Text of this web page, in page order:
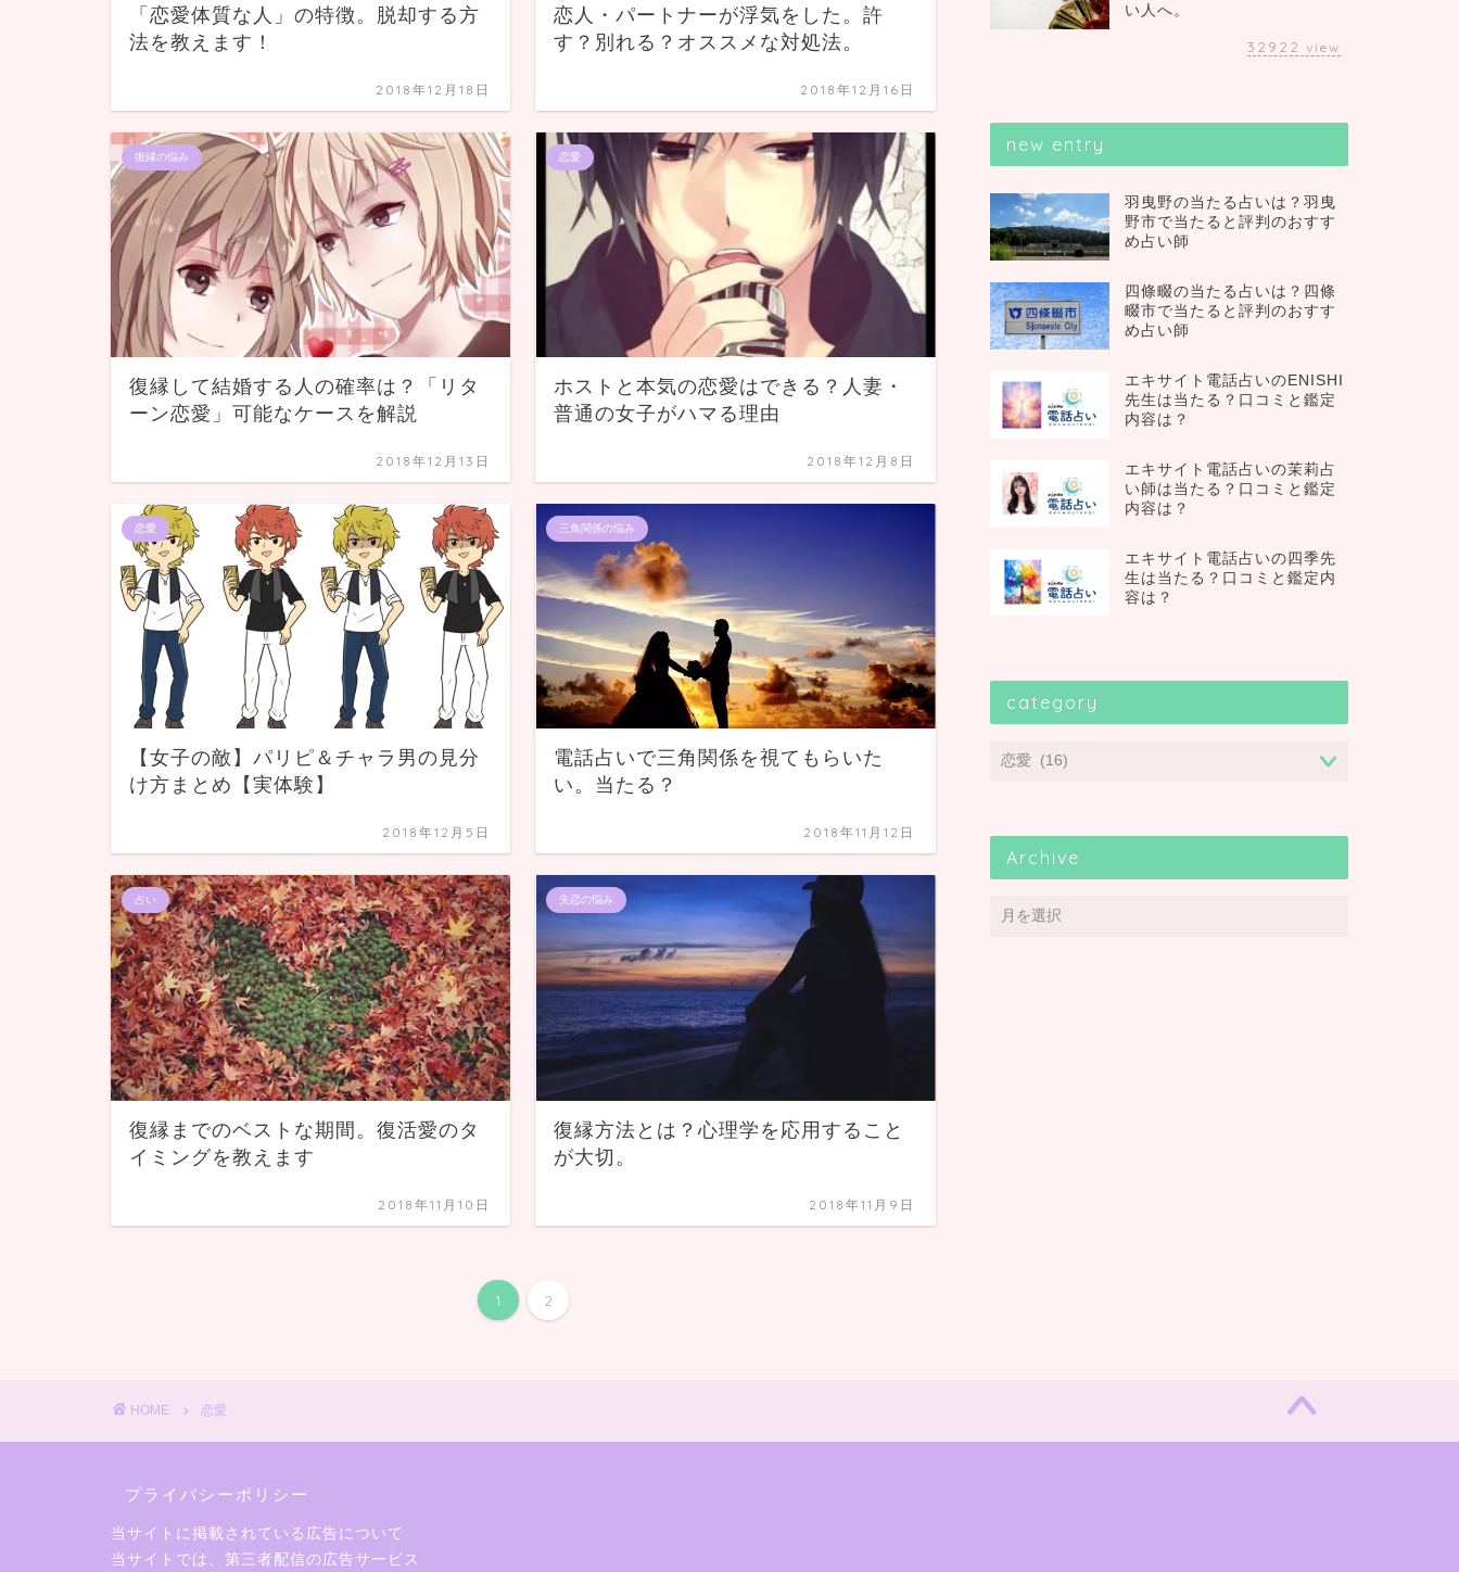
「恋愛体質な人」の特徴。脱却する方
法を教えます！
2018年12月18日
恋人・パートナーが浮気をした。許
す？別れる？オススメな対処法。
2018年12月16日
復縁の悩み
復縁して結婚する人の確率は？「リタ
ーン恋愛」可能なケースを解説
2018年12月13日
恋愛
ホストと本気の恋愛はできる？人妻・
普通の女子がハマる理由
2018年12月8日
恋愛
【女子の敵】パリピ＆チャラ男の見分
け方まとめ【実体験】
2018年12月5日
三角関係の悩み
電話占いで三角関係を視てもらいた
い。当たる？
2018年11月12日
占い
復縁までのベストな期間。復活愛のタ
イミングを教えます
2018年11月10日
失恋の悩み
復縁方法とは？心理学を応用すること
が大切。
2018年11月9日
1 2
い人へ。
32922 view
new entry
羽曳野の当たる占いは？羽曳
野市で当たると評判のおすす
め占い師
四條畷の当たる占いは？四條
畷市で当たると評判のおすす
め占い師
エキサイト電話占いのENISHI
先生は当たる？口コミと鑑定
内容は？
エキサイト電話占いの茉莉占
い師は当たる？口コミと鑑定
内容は？
エキサイト電話占いの四季先
生は当たる？口コミと鑑定内
容は？
category
Archive
HOME 恋愛
プライバシーポリシー
当サイトに掲載されている広告について
当サイトでは、第三者配信の広告サービス